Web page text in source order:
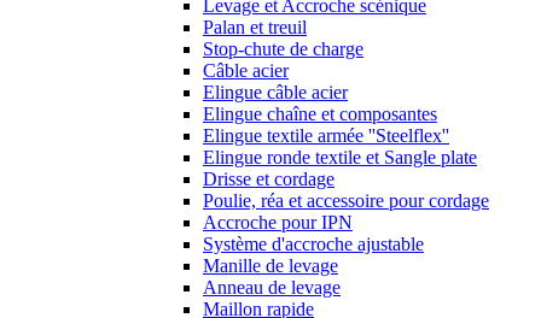
Levage et Accroche scénique
Palan et treuil
Stop-chute de charge
Câble acier
Elingue câble acier
Elingue chaîne et composantes
Elingue textile armée ''Steelflex''
Elingue ronde textile et Sangle plate
Drisse et cordage
Poulie, réa et accessoire pour cordage
Accroche pour IPN
Système d'accroche ajustable
Manille de levage
Anneau de levage
Maillon rapide